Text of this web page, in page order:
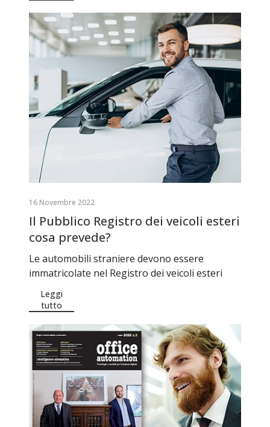
16 Novembre 2022
Il Pubblico Registro dei veicoli esteri
cosa prevede?
Le automobili straniere devono essere
immatricolate nel Registro dei veicoli esteri
Leggi
tutto